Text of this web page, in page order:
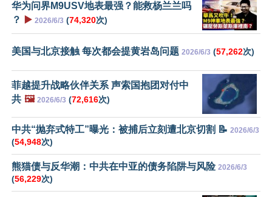
华为问界M9USV地表最强？能救杨兰兰吗
？
▶️ 2026/6/3 (74,320次)
美国与北京接触 每次都会提黄岩岛问题 2026/6/3 (57,262次)
菲越提升战略伙伴关系 声索国抱团对付中
共 🖼️ 2026/6/3 (72,616次)
中共“抛弃式特工”曝光：被捕后立刻遭北京切割 📝 2026/6/3
(54,948次)
熊猫债与反华潮：中共在中亚的债务陷阱与风险 2026/6/3
(56,229次)